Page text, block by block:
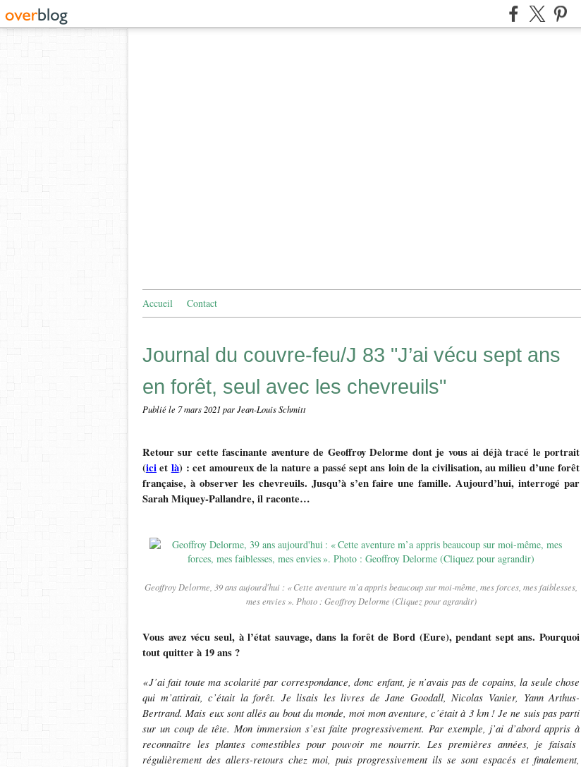
Accueil Contact
Journal du couvre-feu/J 83 "J’ai vécu sept ans
en forêt, seul avec les chevreuils"
Publié le 7 mars 2021par Jean-Louis Schmitt
Retour sur cette fascinante aventure de Geoffroy Delorme dont je vous ai déjà tracé le portrait
(iciet là) : cet amoureux de la nature a passé sept ans loin de la civilisation, au milieu d’une forêt
française, à observer les chevreuils. Jusqu’à s’en faire une famille. Aujourd’hui, interrogé par
Sarah Miquey-Pallandre, il raconte…
Geoffroy Delorme, 39 ans aujourd'hui : « Cette aventure m’a appris beaucoup sur moi-même, mes forces, mes faiblesses,
mes envies ». Photo : Geoffroy Delorme (Cliquez pour agrandir)
Vous avez vécu seul, à l’état sauvage, dans la forêt de Bord (Eure), pendant sept ans. Pourquoi
tout quitter à 19 ans ?
«J’ai fait toute ma scolaritépar correspondance, donc enfant, je n’avais pas de copains, la seule chose
qui m’attirait, c’était la forêt. Je lisais les livres de Jane Goodall, Nicolas Vanier, Yann Arthus-
Bertrand. Mais eux sont allés au bout du monde, moi mon aventure, c’était à 3 km ! Je ne suis pas parti
sur un coup de tête. Mon immersion s’est faite progressivement. Par exemple, j’ai d’abord apprisà
reconnaître les plantes comestibles pour pouvoir me nourrir. Les premières années, je faisais
régulièrement des allers-retours chez moi, puis progressivement ils se sont espacés et finalement,